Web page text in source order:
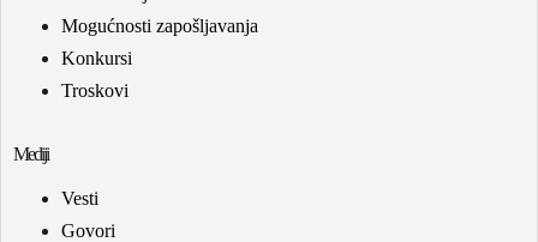
Mogućnosti zapošljavanja
Konkursi
Troskovi
Mediji
Vesti
Govori